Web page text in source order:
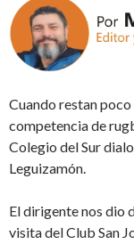
Cuando restan
competencia de
Colegio del Sur
Leguizamón.
El dirigente nos dio
visita del Club San